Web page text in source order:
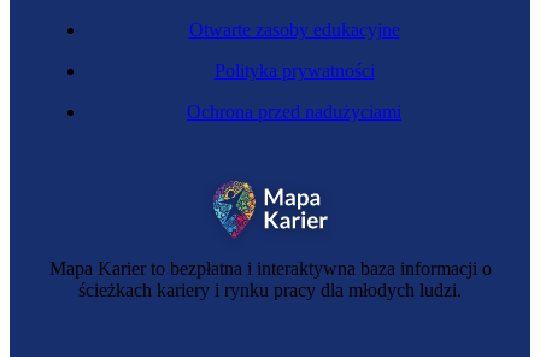
Mapa Karier to bezpłatna i interaktywna baza informacji o
ścieżkach kariery i rynku pracy dla młodych ludzi.
Otwarte zasoby edukacyjne
Polityka prywatności
Ochrona przed nadużyciami